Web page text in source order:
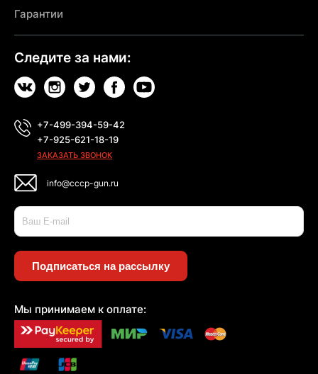
Гарантии
Следите за нами:
+7-499-394-59-42
+7-925-621-18-19
ЗАКАЗАТЬ ЗВОНОК
info@cccp-gun.ru
Подписаться на рассылку
Мы принимаем к оплате: